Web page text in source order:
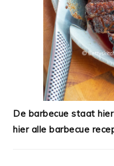
De barbecue staat
hier alle barbecue